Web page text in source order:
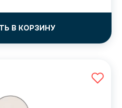
В КОРЗИНУ